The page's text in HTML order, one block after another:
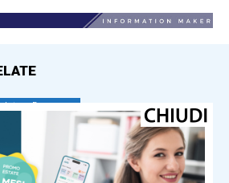
e Benessere
Maxi incendio a Finale Emilia, in
fiamme capannone industriale.
L’Ausl: “Finestre chiuse e
spenti”